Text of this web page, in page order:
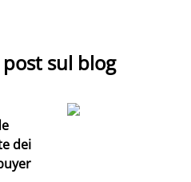
sul blog
dei